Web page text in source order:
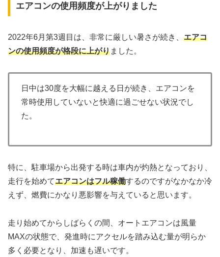
エアコンの使用頻度が上がりました
2022年6月第3週目は、非常に厳しい暑さが続き、 エアコ
ンの使用頻度が格段に上がりました。
日中は30度を大幅に越える日が続き、エアコンを
常時使用していないと快適に過ごせない状況でし
た。
特に、駐車場から出発する時は車内が灼熱となっており、
走行を始めてエアコンはフル稼働するのですがなかなか冷
えず、燃費にかなり悪影響を与えていると思います。
走り始めてからしばらくの間、オートエアコンは風量
MAXの状態で、発進時にアクセルを踏み込む量が明らか
多く必要となり、加速も遅いです。